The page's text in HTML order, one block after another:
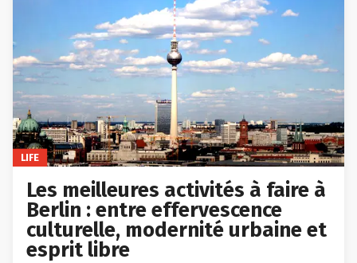
LIFE
Les meilleures activités à faire à
Berlin : entre effervescence
culturelle, modernité urbaine et
esprit libre